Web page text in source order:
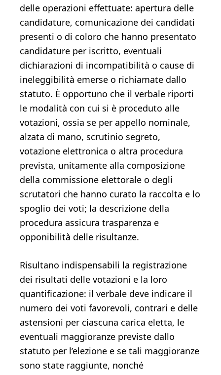
delle operazioni effettuate: apertura delle
candidature, comunicazione dei candidati
presenti o di coloro che hanno presentato
candidature per iscritto, eventuali
dichiarazioni di incompatibilità o cause di
ineleggibilità emerse o richiamate dallo
statuto. È opportuno che il verbale riporti
le modalità con cui si è proceduto alle
votazioni, ossia se per appello nominale,
alzata di mano, scrutinio segreto,
votazione elettronica o altra procedura
prevista, unitamente alla composizione
della commissione elettorale o degli
scrutatori che hanno curato la raccolta e lo
spoglio dei voti; la descrizione della
procedura assicura trasparenza e
opponibilità delle risultanze.
Risultano indispensabili la registrazione
dei risultati delle votazioni e la loro
quantificazione: il verbale deve indicare il
numero dei voti favorevoli, contrari e delle
astensioni per ciascuna carica eletta, le
eventuali maggioranze previste dallo
statuto per l’elezione e se tali maggioranze
sono state raggiunte, nonché